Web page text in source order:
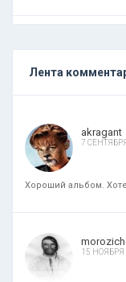
Лента
akragant
7
Хороший альбом.
15 НОЯБРЯ